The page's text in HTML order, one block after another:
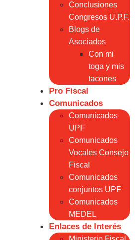
Conclusiones
Congresos U.P.F.
Blogs de
Asociados
Con mi
toga y mis
tacones
Pro Fiscal
Comunicados
Comunicados
UPF
Comunicados
Vocales Consejo
Fiscal
Comunicados
conjuntos UPF
Comunicados
MEDEL
Enlaces de Interés